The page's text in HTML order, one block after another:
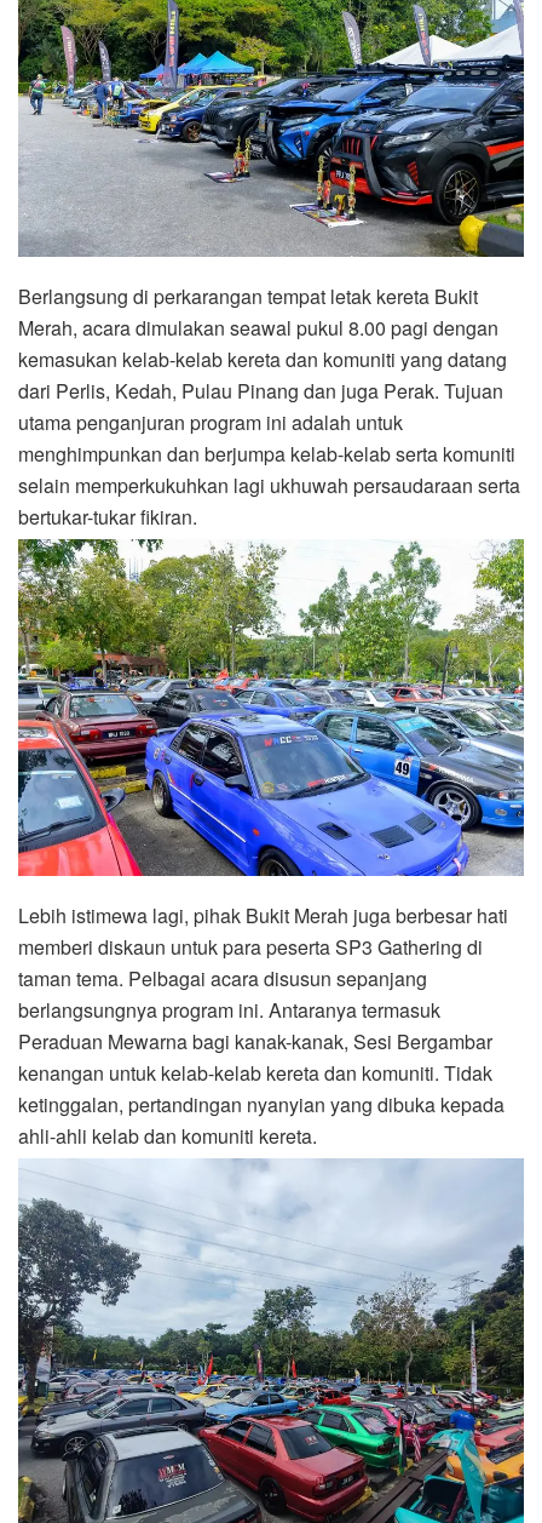
Berlangsung di perkarangan tempat letak kereta Bukit
Merah, acara dimulakan seawal pukul 8.00 pagi dengan
kemasukan kelab-kelab kereta dan komuniti yang datang
dari Perlis, Kedah, Pulau Pinang dan juga Perak. Tujuan
utama penganjuran program ini adalah untuk
menghimpunkan dan berjumpa kelab-kelab serta komuniti
selain memperkukuhkan lagi ukhuwah persaudaraan serta
bertukar-tukar fikiran.
Lebih istimewa lagi, pihak Bukit Merah juga berbesar hati
memberi diskaun untuk para peserta SP3 Gathering di
taman tema. Pelbagai acara disusun sepanjang
berlangsungnya program ini. Antaranya termasuk
Peraduan Mewarna bagi kanak-kanak, Sesi Bergambar
kenangan untuk kelab-kelab kereta dan komuniti. Tidak
ketinggalan, pertandingan nyanyian yang dibuka kepada
ahli-ahli kelab dan komuniti kereta.